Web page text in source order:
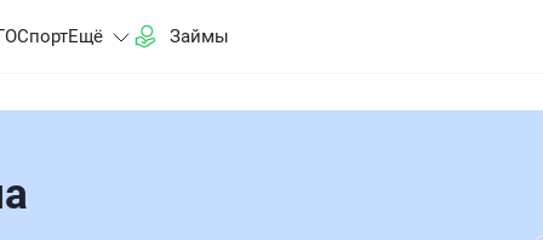
СпортЕщё Займы